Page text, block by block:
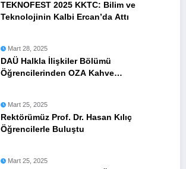
TEKNOFEST 2025 KKTC: Bilim ve
Teknolojinin Kalbi Ercan’da Attı
Mart 28, 2025
DAÜ Halkla İlişkiler Bölümü
Öğrencilerinden OZA Kahve
Mart 25, 2025
Rektörümüz Prof. Dr. Hasan Kılıç
Öğrencilerle Buluştu
Mart 25, 2025